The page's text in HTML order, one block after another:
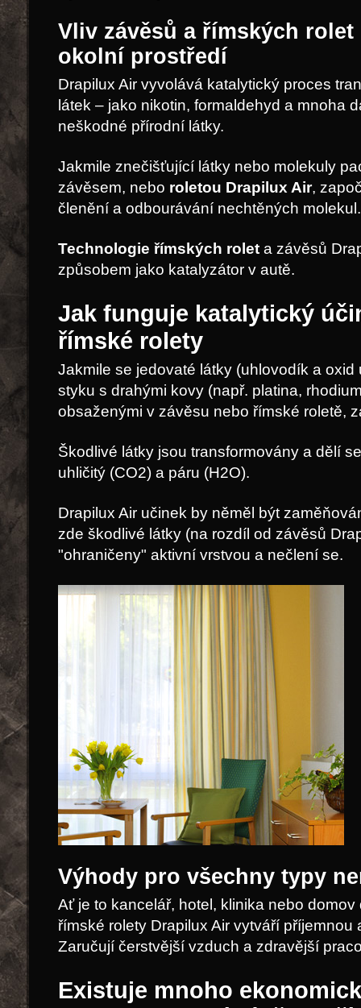
Vliv závěsů a římských
okolní prostředí
Drapilux Air vyvolává katalytický proces
látek – jako nikotin, formaldehyd a mnoha
neškodné přírodní látky.
Jakmile znečišťující látky nebo molekuly
závěsem, nebo roletou Drapilux Air,
členění a odbourávání nechtěných molekul.
Technologie římských rolet a závěsů
způsobem jako katalyzátor v autě.
Jak funguje katalytický
římské rolety
Jakmile se jedovaté látky (uhlovodík a
styku s drahými kovy (např. platina,
obsaženými v závěsu nebo římské roletě,
Škodlivé látky jsou transformovány a dělí
uhličitý (CO2) a páru (H2O).
Drapilux Air učinek by něměl být
zde škodlivé látky (na rozdíl od závěsů
"ohraničeny" aktivní vrstvou a nečlení se.
Výhody pro všechny typy
Ať je to kancelář, hotel, klinika nebo
římské rolety Drapilux Air vytváří příjemnou
Zaručují čerstvější vzduch a zdravější
Existuje mnoho